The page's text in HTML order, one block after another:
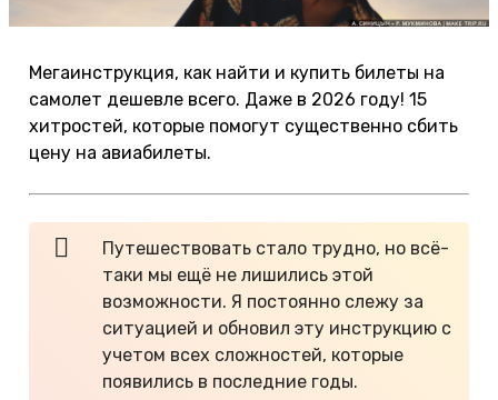
Мегаинструкция, как найти и купить билеты на
самолет дешевле всего. Даже в 2026 году! 15
хитростей, которые помогут существенно сбить
цену на авиабилеты.
Путешествовать стало трудно, но всё-
таки мы ещё не лишились этой
возможности. Я постоянно слежу за
ситуацией и обновил эту инструкцию с
учетом всех сложностей, которые
появились в последние годы.